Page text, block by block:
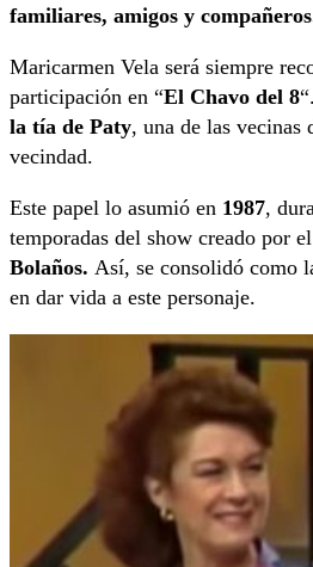
familiares, amigos y
Maricarmen Vela será siempre
participación en “El Chavo del 8
la tía de Paty, una de las vecinas
vecindad.
Este papel lo asumió en 1987,
temporadas del show creado por
Bolaños. Así, se consolidó como
en dar vida a este personaje.